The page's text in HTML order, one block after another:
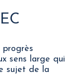
progrès
sens large qui
sujet de la